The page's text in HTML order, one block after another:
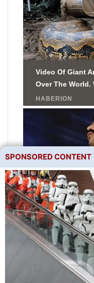
SPONSORED CONTENT